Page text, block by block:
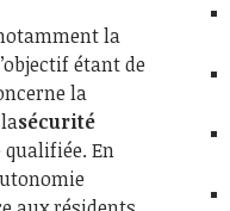
la
étant de
la
sécurité
qualifiée. En